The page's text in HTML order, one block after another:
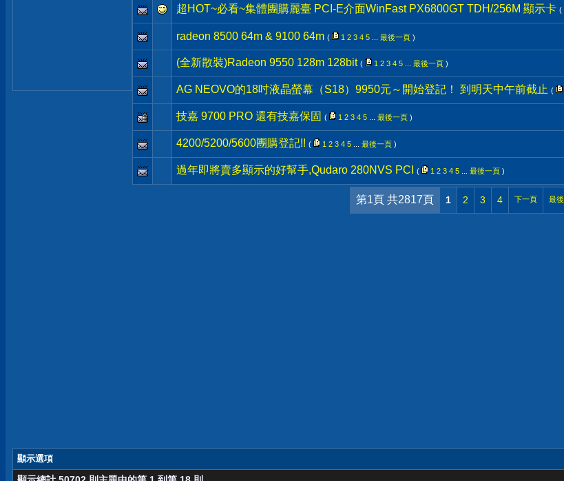
超HOT~必看~集體團購麗臺 PCI-E介面WinFast PX6800GT TDH/256M 顯示卡 (
radeon 8500 64m & 9100 64m ( 1 2 3 4 5 最後一頁 )
(全新散裝)Radeon 9550 128m 128bit ( 1 2 3 4 5 最後一頁 )
AG NEOVO的18吋液晶螢幕（S18）9950元～開始登記！ 到明天中午前截止 (
技嘉 9700 PRO 還有技嘉保固 ( 1 2 3 4 5 最後一頁 )
4200/5200/5600團購登記!! ( 1 2 3 4 5 最後一頁 )
過年即將賣多顯示的好幫手,Qudaro 280NVS PCI ( 1 2 3 4 5 最後一頁 )
第1頁 共2817頁 1 2 3 4 下一頁 最後
顯示選項